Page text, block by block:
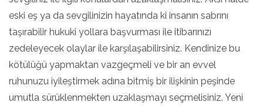
eski eş ya da sevgilinizin hayatında ki insanın sabrını
taşırabilir hukuki yollara başvurması ile itibarınızı
zedeleyecek olaylar ile karşılaşabilirsiniz. Kendinize bu
kötülüğü yapmaktan vazgeçmeli ve bir an evvel
ruhunuzu iyileştirmek adına bitmiş bir ilişkinin peşinde
umutla sürüklenmekten uzaklaşmayı seçmelisiniz. Yeni